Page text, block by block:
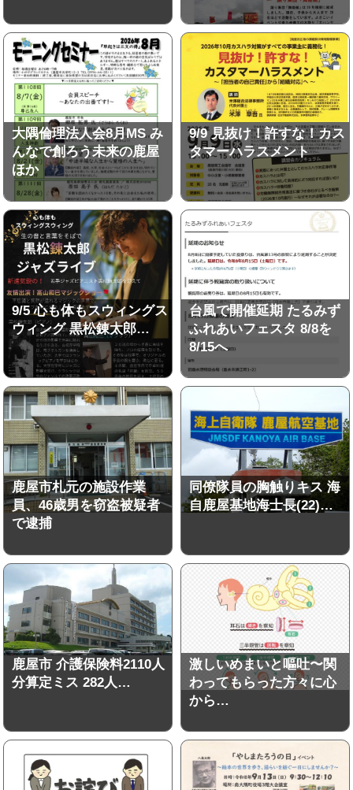
大隅倫理法人会8月MS み
んなで創ろう未来の鹿屋
ほか
9/9 見抜け！許すな！カス
タマーハラスメント
9/5 心も体もスウィングス
ウィング 黒松錬太郎…
台風で開催延期 たるみず
ふれあいフェスタ 8/8を
8/15へ
鹿屋市札元の施設作業
員、46歳男を窃盗被疑者
で逮捕
同僚隊員の胸触りキス 海
自鹿屋基地海士長(22)…
鹿屋市 介護保険料2110人
分算定ミス 282人…
激しいめまいと嘔吐〜関
わってもらった方々に心
から…